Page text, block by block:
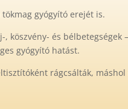
gyógyító erejét is.
, köszvény- és
gyógyító hatást.
rágcsálták,